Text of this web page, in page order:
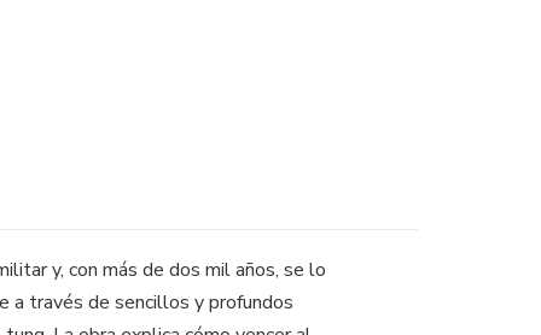
y, con más de dos mil años, se lo
a través de sencillos y profundos